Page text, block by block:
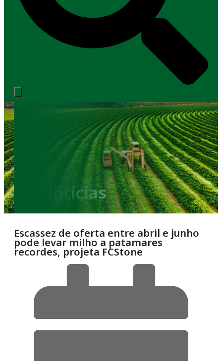
Notícias
Escassez de oferta entre abril e junho
pode levar milho a patamares
recordes, projeta FCStone